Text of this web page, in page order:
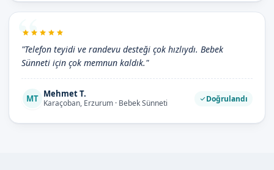
"Telefon teyidi ve randevu desteği çok hızlıydı. Bebek
Sünneti için çok memnun kaldık."
MT Mehmet T.
Karaçoban, Erzurum · Bebek Sünneti Doğrulandı